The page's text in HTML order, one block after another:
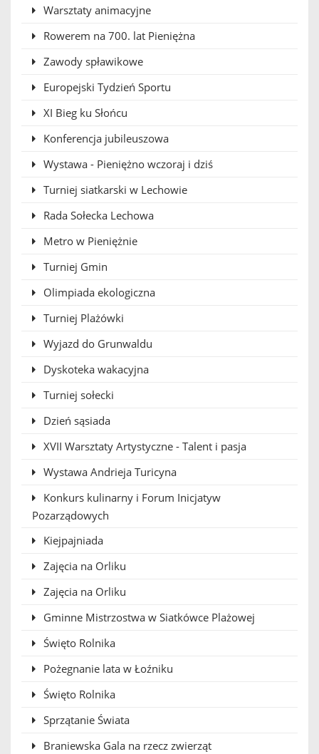
Warsztaty animacyjne
Rowerem na 700. lat Pieniężna
Zawody spławikowe
Europejski Tydzień Sportu
XI Bieg ku Słońcu
Konferencja jubileuszowa
Wystawa - Pieniężno wczoraj i dziś
Turniej siatkarski w Lechowie
Rada Sołecka Lechowa
Metro w Pieniężnie
Turniej Gmin
Olimpiada ekologiczna
Turniej Plażówki
Wyjazd do Grunwaldu
Dyskoteka wakacyjna
Turniej sołecki
Dzień sąsiada
XVII Warsztaty Artystyczne - Talent i pasja
Wystawa Andrieja Turicyna
Konkurs kulinarny i Forum Inicjatyw
Pozarządowych
Kiejpajniada
Zajęcia na Orliku
Zajęcia na Orliku
Gminne Mistrzostwa w Siatkówce Plażowej
Święto Rolnika
Pożegnanie lata w Łoźniku
Święto Rolnika
Sprzątanie Świata
Braniewska Gala na rzecz zwierząt